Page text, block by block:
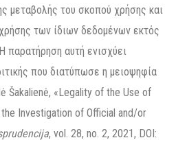
μεταβολής του σκοπού χρήσης και
των ίδιων δεδομένων εκτός
παρατήρηση αυτή ενισχύει
που διατύπωσε η μειοψηφία
Šakalienė, «Legality of the Use of
Investigation of Official and/or
, vol. 28, no. 2, 2021, DOI: